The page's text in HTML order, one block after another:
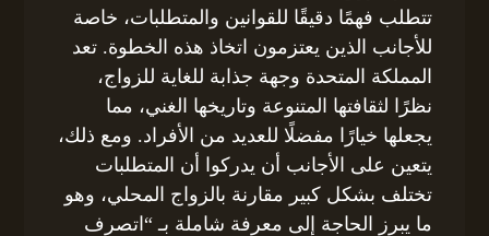
تتطلب فهمًا دقيقًا للقوانين والمتطلبات، خاصة
للأجانب الذين يعتزمون اتخاذ هذه الخطوة. تعد
المملكة المتحدة وجهة جذابة للغاية للزواج،
نظرًا لثقافتها المتنوعة وتاريخها الغني، مما
يجعلها خيارًا مفضلًا للعديد من الأفراد. ومع ذلك،
يتعين على الأجانب أن يدركوا أن المتطلبات
تختلف بشكل كبير مقارنة بالزواج المحلي، وهو
ما يبرز الحاجة إلى معرفة شاملة بـ “اتصرف